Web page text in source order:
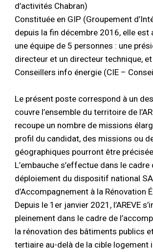
d’activités Chabran)
Constituée en GIP (Groupement
depuis la fin décembre 2016, elle est
une équipe de 5 personnes : une
directeur et un directeur technique,
Conseillers info énergie (CIE –
Le présent poste correspond à un
couvre l’ensemble du territoire de
recoupe un nombre de missions
profil du candidat, des missions ou
géographiques pourront être
L’embauche s’effectue dans le cadre
déploiement du dispositif national
d’Accompagnement à la Rénovation
Depuis le 1er janvier 2021, l’AREVE
pleinement dans le cadre de
la rénovation des bâtiments publics
tertiaire au-delà de la cible logement